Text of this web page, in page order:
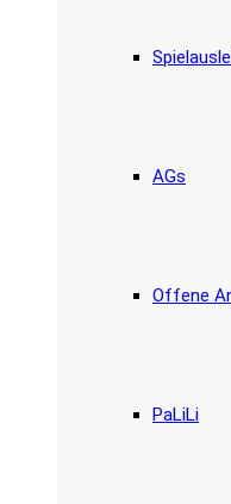
AGs
Offene
PaLiLi